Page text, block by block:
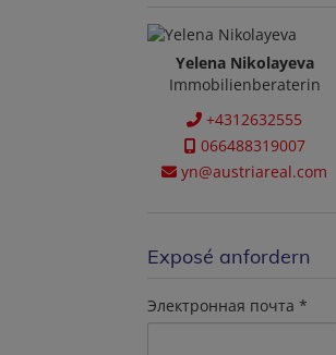
Yelena Nikolayeva
Immobilienberaterin
+4312632555
066488319007
yn@austriareal.com
Exposé anfordern
Электронная почта